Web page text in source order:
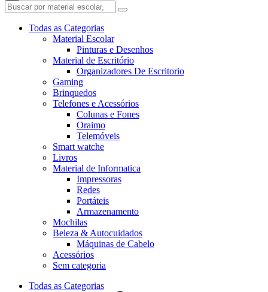
Todas as Categorias
Material Escolar
Pinturas e Desenhos
Material de Escritório
Organizadores De Escritorio
Gaming
Brinquedos
Telefones e Acessórios
Colunas e Fones
Oraimo
Telemóveis
Smart watche
Livros
Material de Informatica
Impressoras
Redes
Portáteis
Armazenamento
Mochilas
Beleza & Autocuidados
Máquinas de Cabelo
Acessórios
Sem categoria
Todas as Categorias